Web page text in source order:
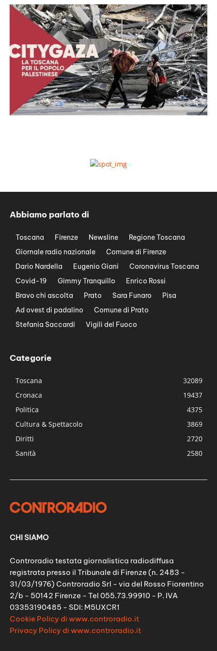
Abbiamo parlato di
Toscana Firenze Newsline
Regione Toscana
Giornale radio nazionale
Comune di Firenze
Dario Nardella
Eugenio Giani
Coronavirus Toscana
Covid-19
Gimmy Tranquillo
Enrico Rossi
Bravo chi ascolta
Prato Sara Funaro
Pisa
Ad ovest di padalino
Comune di Prato
Stefania Saccardi
Vigili del Fuoco
Categorie
Toscana
32089
Cronaca
19437
Politica
4375
Cultura & Spettacolo
3869
Diritti
2720
Sanità
2580
CHI SIAMO
Controradio testata giornalistica radiodiffusa
registrata presso il Tribunale di Firenze (n. 2483 -
31/03/1976) Controradio Srl - via del Rosso Fiorentino
2/b - 50142 Firenze - Tel 055.73.99910 - P. IVA
03353190485 - SDI: M5UXCR1
Cookie Policy di www.controradio.it
Privacy Policy di www.controradio.it